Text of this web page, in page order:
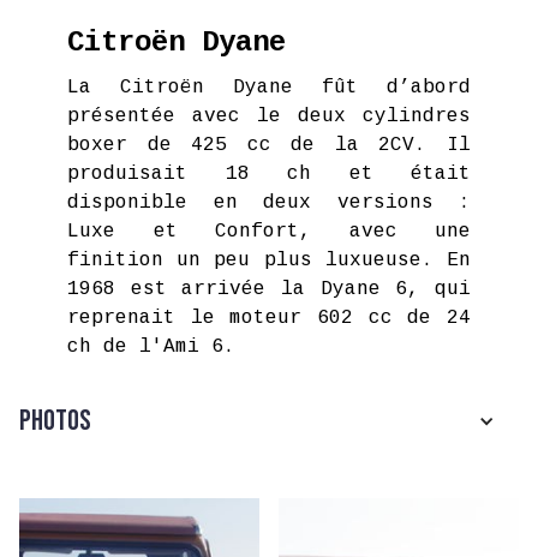
Citroën Dyane
La Citroën Dyane fût d’abord
présentée avec le deux cylindres
boxer de 425 cc de la 2CV. Il
produisait 18 ch et était
disponible en deux versions :
Luxe et Confort, avec une
finition un peu plus luxueuse. En
1968 est arrivée la Dyane 6, qui
reprenait le moteur 602 cc de 24
ch de l'Ami 6.
Photos